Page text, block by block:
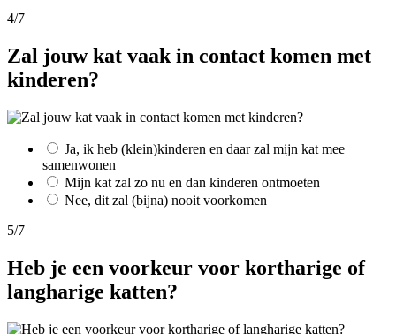
4/7
Zal jouw kat vaak in contact komen met
kinderen?
Ja, ik heb (klein)kinderen en daar zal mijn kat mee
samenwonen
Mijn kat zal zo nu en dan kinderen ontmoeten
Nee, dit zal (bijna) nooit voorkomen
5/7
Heb je een voorkeur voor kortharige of
langharige katten?